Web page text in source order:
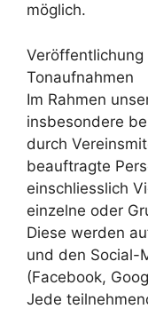
möglich.
Tonaufnahmen
Im Rahmen
insbesondere
durch
beauftragte
einschliesslich
einzelne oder
Diese werden
und den Social-
(Facebook,
Jede